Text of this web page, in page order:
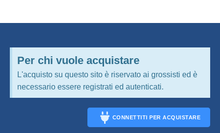
Per chi vuole acquistare
L'acquisto su questo sito è riservato ai grossisti ed è
necessario essere registrati ed autenticati.
CONNETTITI PER ACQUISTARE